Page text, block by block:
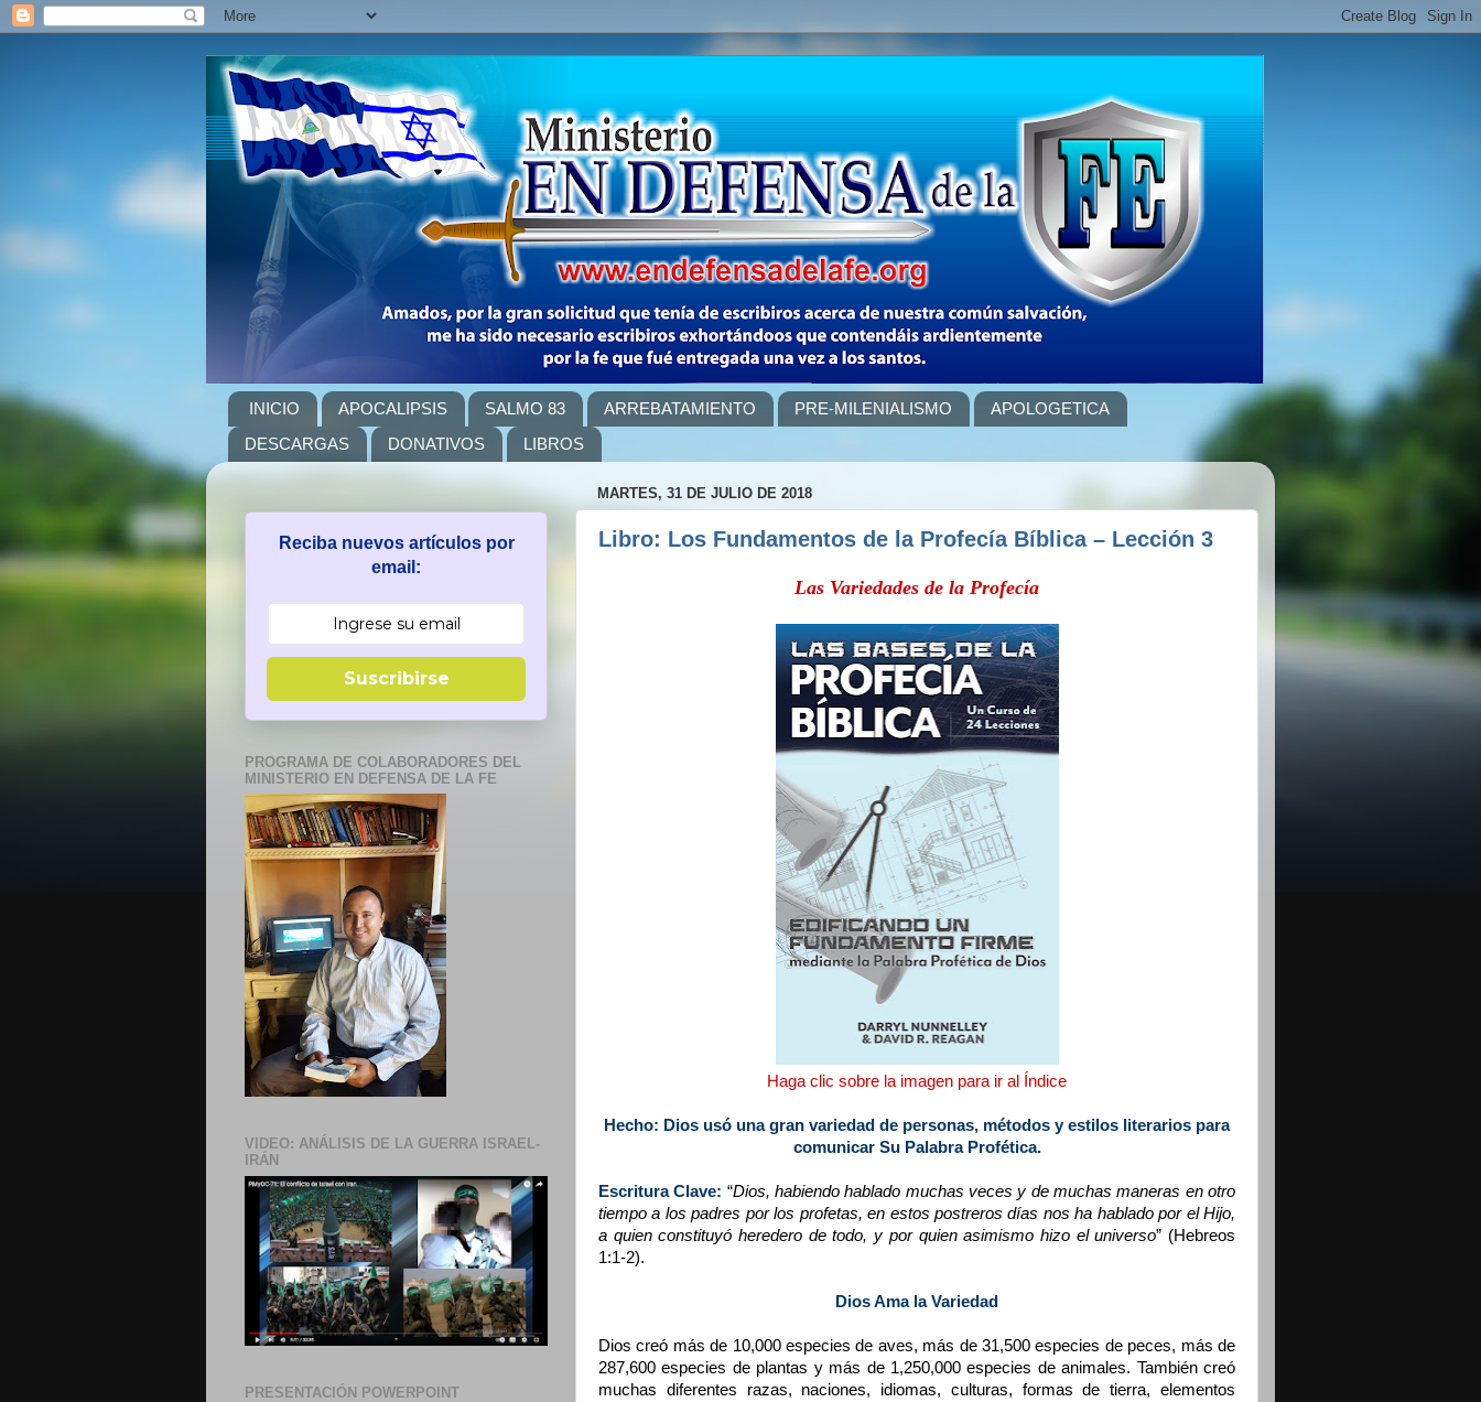
INICIO APOCALIPSIS SALMO 83 ARREBATAMIENTO PRE-MILENIALISMO
APOLOGETICA
DESCARGAS
DONATIVOS LIBROS
MARTES, 31 DE JULIO DE 2018
Libro: Los Fundamentos de la Profecía Bíblica – Lección 3
Las Variedades de la Profecía
Haga clic sobre la imagen para ir al Índice
Hecho: Dios usó una gran variedad de personas, métodos y estilos literarios para
comunicar Su Palabra Profética.
Escritura Clave: “Dios, habiendo hablado muchas veces y de muchas maneras en otro
tiempo a los padres por los profetas, en estos postreros días nos ha hablado por el Hijo,
a quien constituyó heredero de todo, y por quien asimismo hizo el universo” (Hebreos
1:1-2).
Dios Ama la Variedad
Dios creó más de 10,000 especies de aves, más de 31,500 especies de peces, más de
287,600 especies de plantas y más de 1,250,000 especies de animales. También creó
muchas diferentes razas, naciones, idiomas, culturas, formas de tierra, elementos
Reciba nuevos artículos por
email:
Suscribirse
PROGRAMA DE COLABORADORES DEL
MINISTERIO EN DEFENSA DE LA FE
VIDEO: ANÁLISIS DE LA GUERRA ISRAEL-
IRÁN
PRESENTACIÓN POWERPOINT